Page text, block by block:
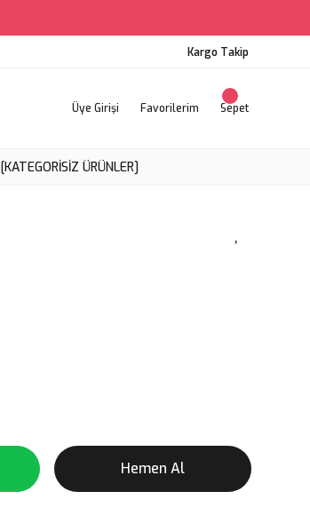
Kargo Takip
Üye Girişi Favorilerim Sepet
[KATEGORISIZ ÜRÜNLER]
Hemen Al